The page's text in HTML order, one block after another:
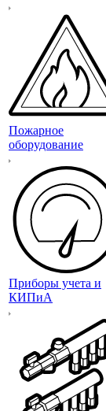
Пожарное
оборудование
Приборы учета и
КИПиА